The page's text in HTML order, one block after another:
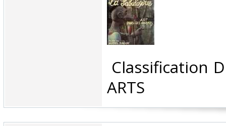
Classification
ARTS‎